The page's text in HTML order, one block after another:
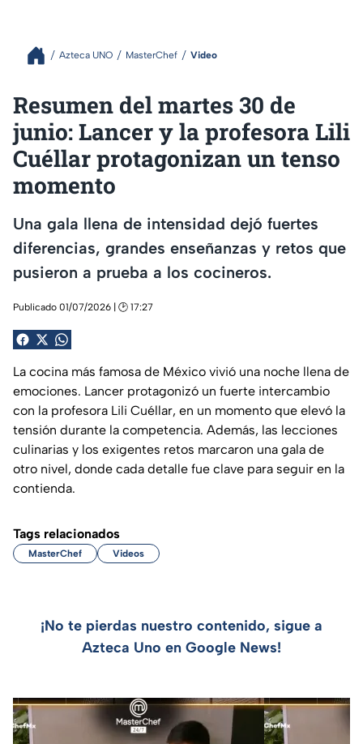
Azteca UNO MasterChef Video
Resumen del martes 30 de
junio: Lancer y la profesora Lili
Cuéllar protagonizan un tenso
momento
Una gala llena de intensidad dejó fuertes
diferencias, grandes enseñanzas y retos que
pusieron a prueba a los cocineros.
Publicado 01/07/2026 | 🕑 17:27
La cocina más famosa de México vivió una noche llena de
emociones. Lancer protagonizó un fuerte intercambio
con la profesora Lili Cuéllar, en un momento que elevó la
tensión durante la competencia. Además, las lecciones
culinarias y los exigentes retos marcaron una gala de
otro nivel, donde cada detalle fue clave para seguir en la
contienda.
Tags relacionados
MasterChef Videos
¡No te pierdas nuestro contenido, sigue a
Azteca Uno en Google News!